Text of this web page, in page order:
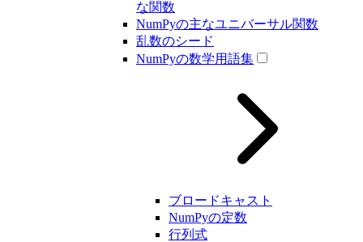
な関数
NumPyの主なユニバーサル関数
乱数のシード
NumPyの数学用語集
ブロードキャスト
NumPyの定数
行列式